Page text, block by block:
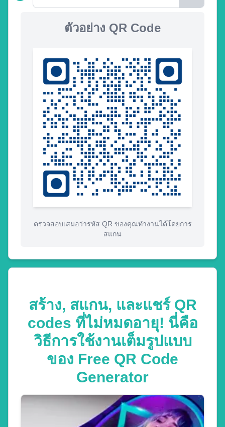
ตัวอย่าง QR Code
ตรวจสอบเสมอว่ารหัส QR ของคุณทำงานได้โดยการ
สแกน
สร้าง, สแกน, และแชร์ QR
codes ที่ไม่หมดอายุ! นี่คือ
วิธีการใช้งานเต็มรูปแบบ
ของ Free QR Code
Generator